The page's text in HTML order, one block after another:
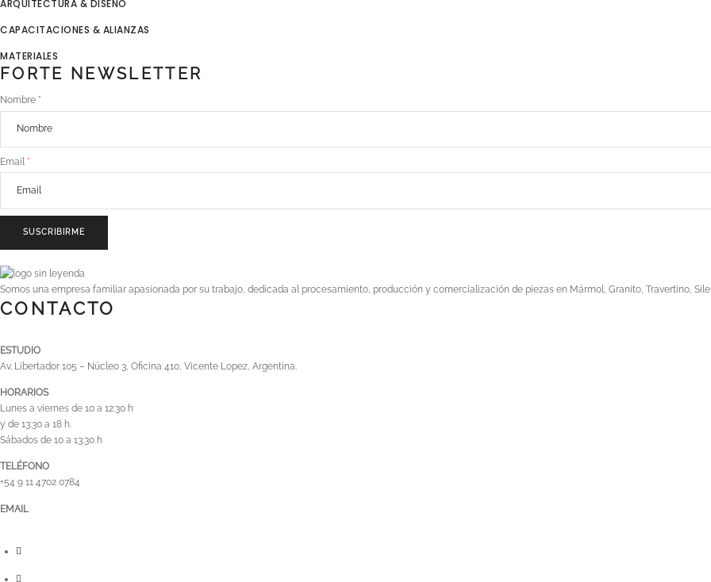
ARQUITECTURA & DISEÑO
CAPACITACIONES & ALIANZAS
MATERIALES
FORTE NEWSLETTER
Nombre
Email
SUSCRIBIRME
Somos una empresa familiar apasionada por su trabajo, dedicada al procesamiento, producción y comercialización de piezas en Mármol, Granito, Travertino,
CONTACTO
ESTUDIO
Av. Libertador 105 – Núcleo 3, Oficina 410, Vicente Lopez, Argentina.
HORARIOS
Lunes a viernes de 10 a 12:30 h
y de 13:30 a 18 h.
Sábados de 10 a 13:30 h
TELÉFONO
+54 9 11 4702 0784
EMAIL